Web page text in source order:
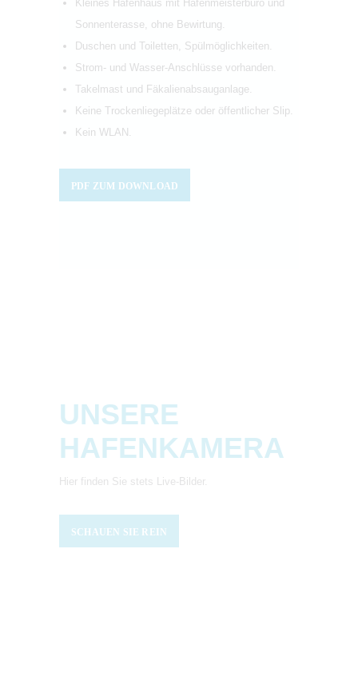
Kleines Hafenhaus mit Hafenmeisterbüro und
Sonnenterasse, ohne Bewirtung.
Duschen und Toiletten, Spülmöglichkeiten.
Strom- und Wasser-Anschlüsse vorhanden.
Takelmast und Fäkalienabsauganlage.
Keine Trockenliegeplätze oder öffentlicher Slip.
Kein WLAN.
PDF ZUM DOWNLOAD
UNSERE
HAFENKAMERA
Hier finden Sie stets Live-Bilder.
SCHAUEN SIE REIN